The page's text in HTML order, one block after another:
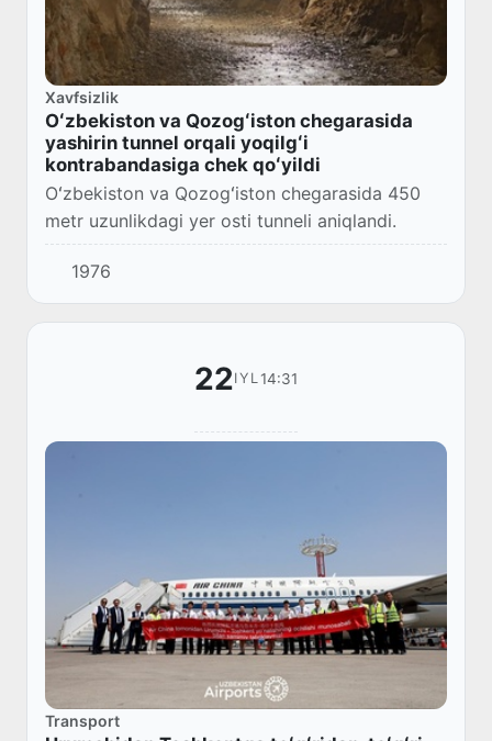
Xavfsizlik
Oʻzbekiston va Qozogʻiston chegarasida
yashirin tunnel orqali yoqilgʻi
kontrabandasiga chek qoʻyildi
Oʻzbekiston va Qozogʻiston chegarasida 450
metr uzunlikdagi yer osti tunneli aniqlandi.
1976
22IYL14:31
Transport